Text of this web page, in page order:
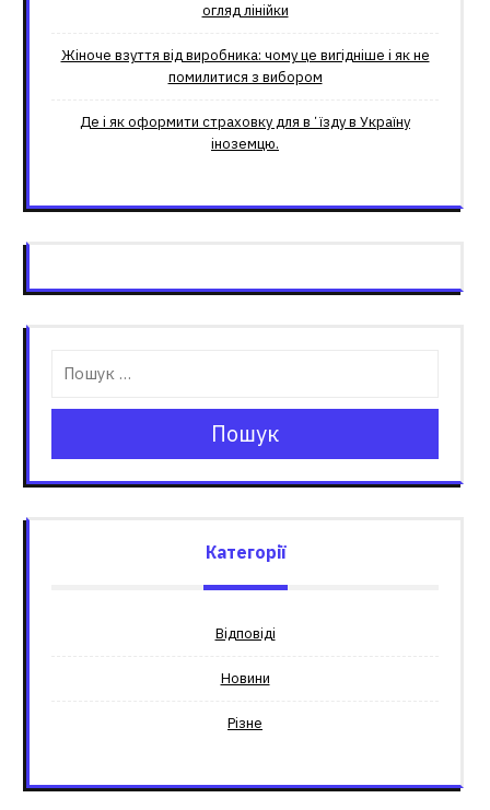
огляд лінійки
Жіноче взуття від виробника: чому це вигідніше і як не
помилитися з вибором
Де і як оформити страховку для вʼїзду в Україну
іноземцю.
Пошук
Категорії
Відповіді
Новини
Різне